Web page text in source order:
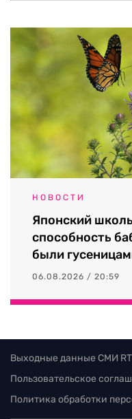
НОВОСТИ
Японский
способность
были
06.08.2026 / 20:59
Выходные данные СМИ
Пользовательское
Политика обработки